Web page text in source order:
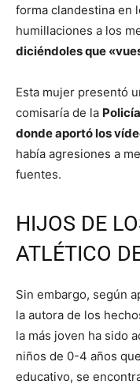
forma clandestina en
humillaciones a los
diciéndoles que
Esta mujer presentó
comisaría de la
donde aportó los
había agresiones a
fuentes.
HIJOS DE
ATLÉTICO
Sin embargo, según
la autora de los
la más joven ha sido
niños de 0-4 años
educativo, se